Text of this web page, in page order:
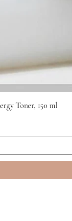
Toner, 150 ml